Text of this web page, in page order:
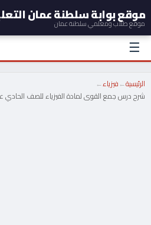
موقع بوابة سلطنة عمان
موقع طلاب ومعلمي سلطنة عمان
☰
الرئيسية←فيزياء←
شرح درس جمع القوى لمادة الفيزياء للصف الحادي